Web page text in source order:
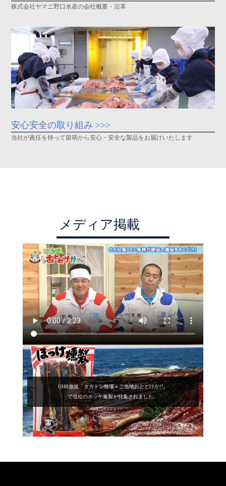
株式会社ヤマニ野口水産の会社概要・沿革
安心安全の取り組み >>>
当社が責任を持って留萌から安心・安全な製品をお届けいたします
メディア掲載
UHB放送「タカトシ牧場＋ご当地おとどけか!?」
で当社のホッケ薫製が特集されました。